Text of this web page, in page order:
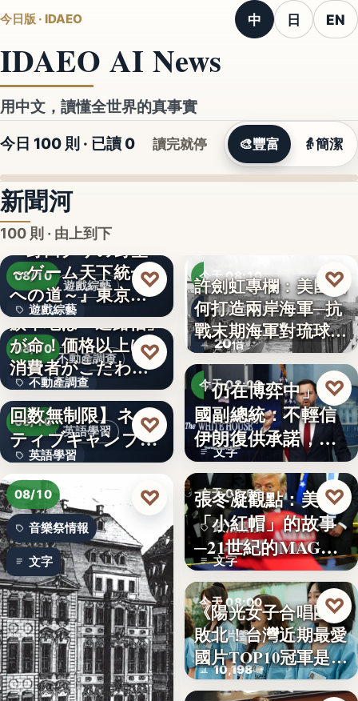
今日版 · IDAEO 中 日 EN
IDAEO AI News
用中文，讀懂全世界的真事實
今日 100 則 · 已讀 0 讀完就停 🎨豐富 👵簡潔
新聞河
100 則 · 由上到下
遊戲綜藝
08/10
遊戲綜藝
2
『野田クリの野望
～ゲーム天下統一
への道～』東京ゲ
ームショ…
♡
不動產調查
08/10
不動產調查
57.4%
旗竿地は「通路幅」
が命！価格以上に
消費者がこだわる
絶対条…
♡
英語學習
08/10
英語學習
文字
【英会話レッスン
回数無制限】ネイ
ティブキャンプ、
レッスン…
♡
08/10
音樂祭情報
文字
♡
今天 08:10
兩岸海軍史
20倍
許劍虹專欄：美國如
何打造兩岸海軍─抗
戰末期海軍對琉球的
覬…
♡
今天 08:00
美伊關係
文字
「仍在博弈中」 美
國副總統：不輕信
伊朗復供承諾，外
交、經…
♡
今天 08:00
政治觀察
文字
張冬凝觀點：美國
「小紅帽」的故事
─21世紀的MAGA
有沒…
♡
今天 08:00
國片聲量
10,198
《陽光女子合唱團》
敗北！台灣近期最愛
國片TOP10冠軍是…
♡